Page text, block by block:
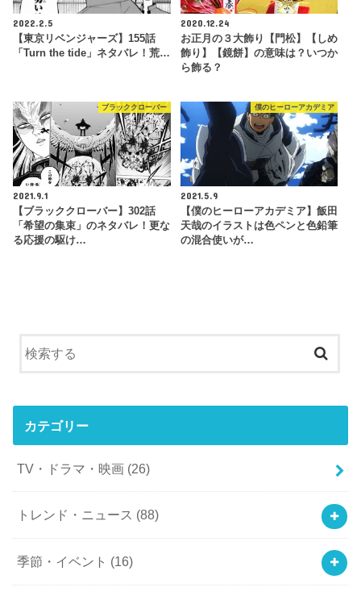
2022.2.5
【東京リベンジャーズ】155話
「Turn the tide」ネタバレ！荒…
2020.12.24
お正月の３大飾り【門松】【しめ
飾り】【鏡餅】の意味は？いつか
ら飾る？
ブラッククローバー
2021.9.1
【ブラッククローバー】302話
「希望の集束」のネタバレ！更な
る応援の駆け…
僕のヒーローアカデミア
2021.5.9
【僕のヒーローアカデミア】飯田
天哉のイラストは色ペンと色鉛筆
の混合使いが…
カテゴリー
TV・ドラマ・映画 (26)
トレンド・ニュース (88)
季節・イベント (16)